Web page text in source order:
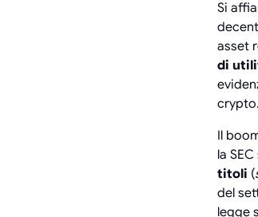
Si
asset
di
crypto.
Il
la
titoli (
del
legge